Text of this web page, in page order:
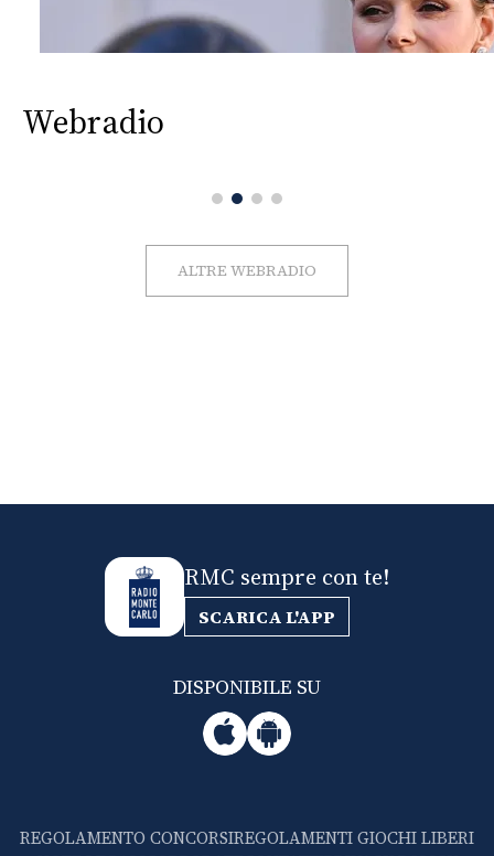
Webradio
ALTRE WEBRADIO
RMC sempre con te!
SCARICA L'APP
DISPONIBILE SU
REGOLAMENTO CONCORSIREGOLAMENTI GIOCHI LIBERI